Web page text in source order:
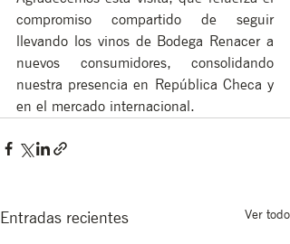
compromiso compartido de seguir
llevando los vinos de Bodega Renacer a
nuevos consumidores, consolidando
nuestra presencia en República Checa y
en el mercado internacional.
Entradas recientes Ver todo